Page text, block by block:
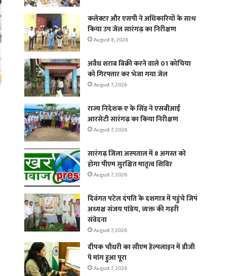
कलेक्टर और एसपी ने अधिकारियों के साथ
किया उप जेल सारंगढ़ का निरीक्षण
August 8, 2026
अवैध शराब बिक्री करने वाले 01 कोचिया
को गिरफ्तार कर भेजा गया जेल
August 7, 2026
राज्य निदेशक ए के सिंह ने एसबीआई
आरसेटी सारंगढ़ का किया निरीक्षण
August 7, 2026
सारंगढ़ जिला अस्पताल में 8 अगस्त को
होगा पीएम सुरक्षित मातृत्व शिविर
August 7, 2026
दिवंगत पटेल दंपति के दशगात्र में पहुंचे जिपं
अध्यक्ष संजय पांडेय, व्यक्त की गहरी
संवेदना
August 7, 2026
दीपक चौधरी का सीएम हेल्पलाइन में डीजी
पे मांग हुआ पूरा
August 7, 2026